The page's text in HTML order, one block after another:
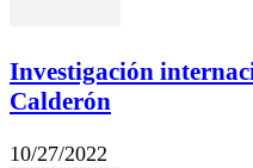
Investigación
Calderón
10/27/2022